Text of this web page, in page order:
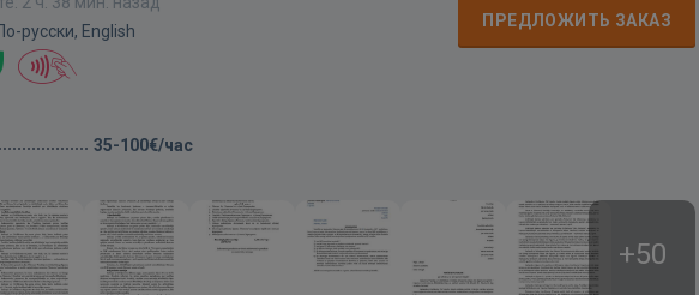
русски, English
ПРЕДЛОЖИТЬ ЗАКАЗ
35-100€/час
+50